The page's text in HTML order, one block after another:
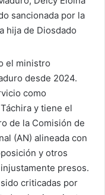
sancionada por la
hija de Diosdado
el ministro
desde 2024.
como
y tiene el
de la Comisión de
(AN) alineada con
y otros
presos.
criticadas por